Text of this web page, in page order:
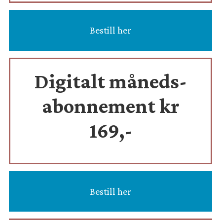
Bestill her
Digitalt måneds-
abonnement kr
169,-
Bestill her